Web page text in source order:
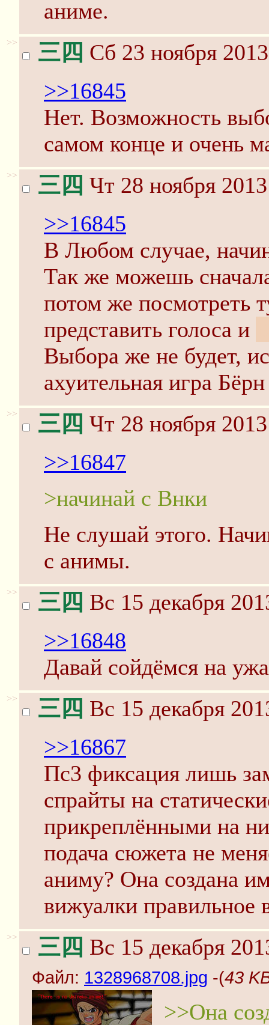
аниме.
>> 三四 Сб 23 ноября
>>16845
Нет. Возможность
самом конце и очень
>> 三四 Чт 28 ноября
>>16845
В Любом случае,
Так же можешь
потом же посмотреть
представить голоса и
Выбора же не будет,
ахуительная игра
>> 三四 Чт 28 ноября
>>16847
>начинай с Внки
Не слушай этого.
с анимы.
>> 三四 Вс 15 декабря
>>16848
Давай сойдёмся на
>> 三四 Вс 15 декабря
>>16867
Пс3 фиксация лишь
спрайты на
прикреплёнными на
подача сюжета не
аниму? Она создана
вижуалки правильное
>> 三四 Вс 15 декабря
Файл: 1328968708.jpg -(43
>>Она